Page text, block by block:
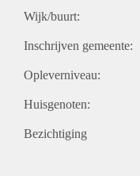
Wijk/buurt:
Inschrijven gemeente:
Opleverniveau:
Huisgenoten:
Bezichtiging